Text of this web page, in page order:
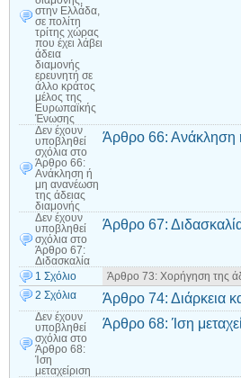
στην Ελλάδα,
σε πολίτη
τρίτης χώρας
που έχει λάβει
άδεια
διαμονής
ερευνητή σε
άλλο κράτος
μέλος της
Ευρωπαϊκής
Ένωσης
Δεν έχουν
υποβληθεί
σχόλια στο
Άρθρο 66:
Ανάκληση ή
μη ανανέωση
της άδειας
διαμονής
Άρθρο 66: Ανάκληση
Δεν έχουν
υποβληθεί
σχόλια στο
Άρθρο 67:
Διδασκαλία
Άρθρο 67:
1 Σχόλιο
Άρθρο 73: Χορήγηση της
2 Σχόλια
Άρθρο 74: Διάρκεια
Δεν έχουν
υποβληθεί
σχόλια στο
Άρθρο 68:
Ίση
μεταχείριση
Άρθρο 68: Ίση